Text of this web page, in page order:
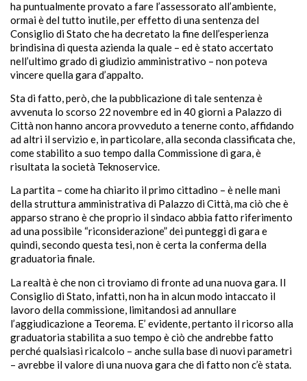
ha puntualmente provato a fare l’assessorato all’ambiente,
ormai è del tutto inutile, per effetto di una sentenza del
Consiglio di Stato che ha decretato la fine dell’esperienza
brindisina di questa azienda la quale – ed è stato accertato
nell’ultimo grado di giudizio amministrativo – non poteva
vincere quella gara d’appalto.
Sta di fatto, però, che la pubblicazione di tale sentenza è
avvenuta lo scorso 22 novembre ed in 40 giorni a Palazzo di
Città non hanno ancora provveduto a tenerne conto, affidando
ad altri il servizio e, in particolare, alla seconda classificata che,
come stabilito a suo tempo dalla Commissione di gara, è
risultata la società Teknoservice.
La partita – come ha chiarito il primo cittadino – è nelle mani
della struttura amministrativa di Palazzo di Città, ma ciò che è
apparso strano è che proprio il sindaco abbia fatto riferimento
ad una possibile “riconsiderazione” dei punteggi di gara e
quindi, secondo questa tesi, non è certa la conferma della
graduatoria finale.
La realtà è che non ci troviamo di fronte ad una nuova gara. Il
Consiglio di Stato, infatti, non ha in alcun modo intaccato il
lavoro della commissione, limitandosi ad annullare
l’aggiudicazione a Teorema. E’ evidente, pertanto il ricorso alla
graduatoria stabilita a suo tempo è ciò che andrebbe fatto
perché qualsiasi ricalcolo – anche sulla base di nuovi parametri
– avrebbe il valore di una nuova gara che di fatto non c’è stata.